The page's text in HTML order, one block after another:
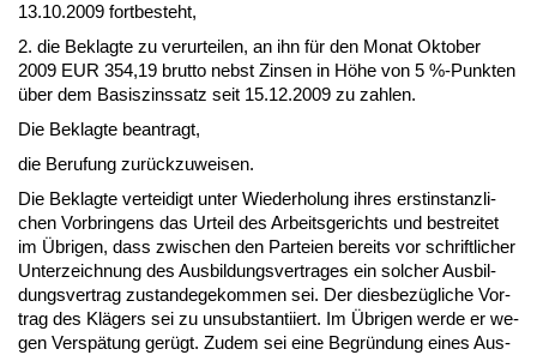
13.10.2009 fort­be­steht,
2. die Be­klag­te zu ver­ur­tei­len, an ihn für den Mo­nat Ok­to­ber
2009 EUR 354,19 brut­to nebst Zin­sen in Höhe von 5 %-Punk­ten
über dem Ba­sis­zins­satz seit 15.12.2009 zu zah­len.
Die Be­klag­te be­an­tragt,
die Be­ru­fung zurück­zu­wei­sen.
Die Be­klag­te ver­tei­digt un­ter Wie­der­ho­lung ih­res erst­in­stanz­li­
chen Vor­brin­gens das Ur­teil des Ar­beits­ge­richts und be­strei­tet
im Übri­gen, dass zwi­schen den Par­tei­en be­reits vor schrift­li­cher
Un­ter­zeich­nung des Aus­bil­dungs­ver­tra­ges ein sol­cher Aus­bil­
dungs­ver­trag zu­stan­de­ge­kom­men sei. Der dies­bezügli­che Vor­
trag des Klägers sei zu un­sub­stan­ti­iert. Im Übri­gen wer­de er we­
gen Ver­spätung gerügt. Zu­dem sei ei­ne Be­gründung ei­nes Aus­